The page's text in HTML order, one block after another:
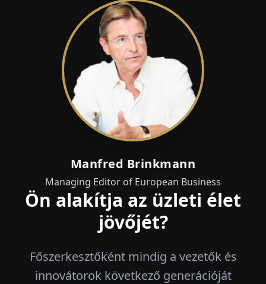
Manfred Brinkmann
Managing Editor of European Business
Ön alakítja az üzleti élet
jövőjét?
Főszerkesztőként mindig a vezetők és
innovátorok következő generációját